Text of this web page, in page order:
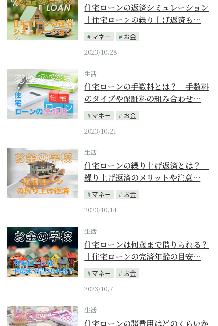
住宅ローンの返済シミュレーション
｜住宅ローンの繰り上げ返済も…
マネー
お金
2023/10/28
生活
住宅ローンの手数料とは？｜手数料
のタイプや保証料の組み合わせ…
マネー
お金
2023/10/21
生活
住宅ローンの繰り上げ返済とは？｜
繰り上げ返済のメリットや注意…
マネー
お金
2023/10/14
生活
住宅ローンは何歳まで借りられる？
｜住宅ローンの完済年齢の目安…
マネー
お金
2023/10/7
生活
住宅ローンの諸費用はどのくらいか